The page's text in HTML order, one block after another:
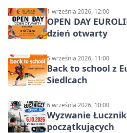
1 września 2026, 12:00
OPEN DAY
dzień otwarty
5 września 2026, 11:00
Back to school z
Siedlcach
6 września 2026, 10:00
Wyzwanie
początkujących